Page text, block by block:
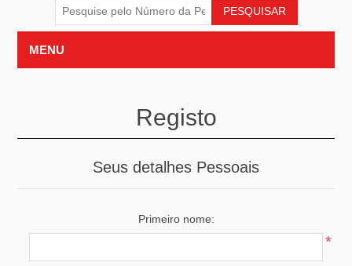
MENU
Registo
Seus detalhes Pessoais
Primeiro nome:
*